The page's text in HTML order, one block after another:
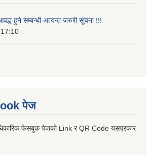
हुने सम्बन्धी अत्यन्त जरुरी सूचना !!!
पेज
फेसबुक पेजको Link र QR Code यसप्रकार